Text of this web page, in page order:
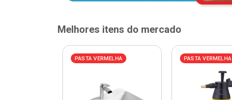
Melhores itens do mercado
PASTA VERMELHA PASTA VERMELHA